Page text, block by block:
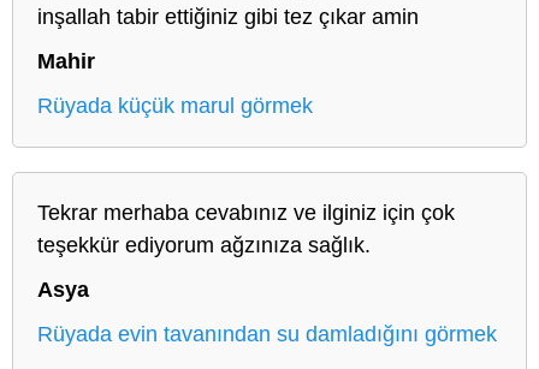
inşallah tabir ettiğiniz gibi tez çıkar amin
Mahir
Rüyada küçük marul görmek
Tekrar merhaba cevabınız ve ilginiz için çok
teşekkür ediyorum ağzınıza sağlık.
Asya
Rüyada evin tavanından su damladığını görmek